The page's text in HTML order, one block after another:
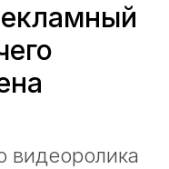
видеоролика